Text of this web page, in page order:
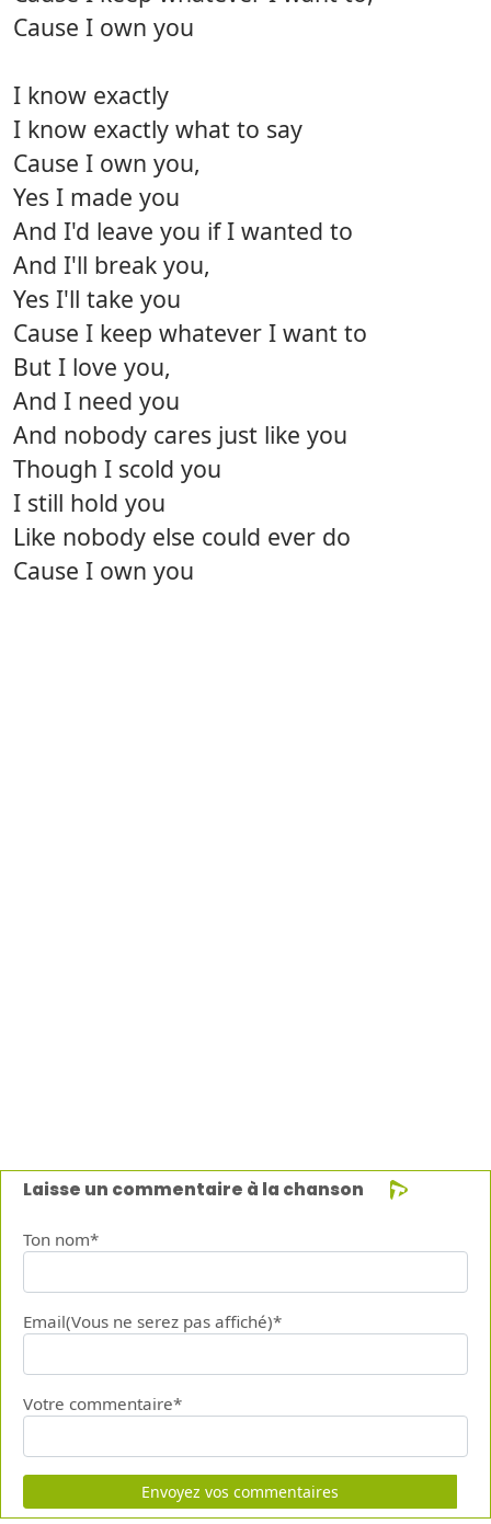
Cause I own you
I know exactly
I know exactly what to say
Cause I own you,
Yes I made you
And I'd leave you if I wanted to
And I'll break you,
Yes I'll take you
Cause I keep whatever I want to
But I love you,
And I need you
And nobody cares just like you
Though I scold you
I still hold you
Like nobody else could ever do
Cause I own you
Laisse un commentaire à la chanson
Ton nom*
Email(Vous ne serez pas affiché)*
Votre commentaire*
Envoyez vos commentaires